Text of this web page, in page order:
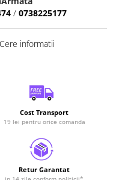
/ 0738225177
informatii
Cost Transport
19 lei pentru orice comanda
Retur Garantat